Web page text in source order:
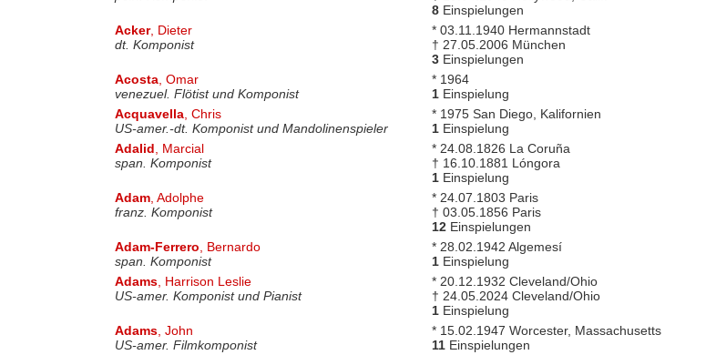
8Einspielungen
Acker, Dieter
dt. Komponist
* 03.11.1940 Hermannstadt
† 27.05.2006 München
3Einspielungen
Acosta, Omar
venezuel. Flötist und Komponist
* 1964
1Einspielung
Acquavella, Chris
US-amer.-dt. Komponist und Mandolinenspieler
* 1975 San Diego, Kalifornien
1Einspielung
Adalid, Marcial
span. Komponist
* 24.08.1826 La Coruña
† 16.10.1881 Lóngora
1Einspielung
Adam, Adolphe
franz. Komponist
* 24.07.1803 Paris
† 03.05.1856 Paris
12Einspielungen
Adam-Ferrero, Bernardo
span. Komponist
* 28.02.1942 Algemesí
1Einspielung
Adams, Harrison Leslie
US-amer. Komponist und Pianist
* 20.12.1932 Cleveland/Ohio
† 24.05.2024 Cleveland/Ohio
1Einspielung
Adams, John
US-amer. Filmkomponist
* 15.02.1947 Worcester, Massachusetts
11Einspielungen